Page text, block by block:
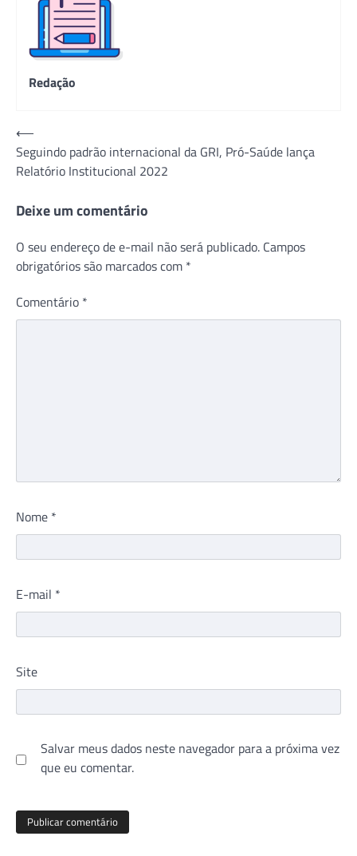
Redação
Navegação
de
Post
⟵
Seguindo padrão internacional da GRI, Pró-Saúde lança
Relatório Institucional 2022
Deixe um comentário
O seu endereço de e-mail não será publicado. Campos
obrigatórios são marcados com *
Comentário *
Nome *
E-mail *
Site
Salvar meus dados neste navegador para a próxima vez
que eu comentar.